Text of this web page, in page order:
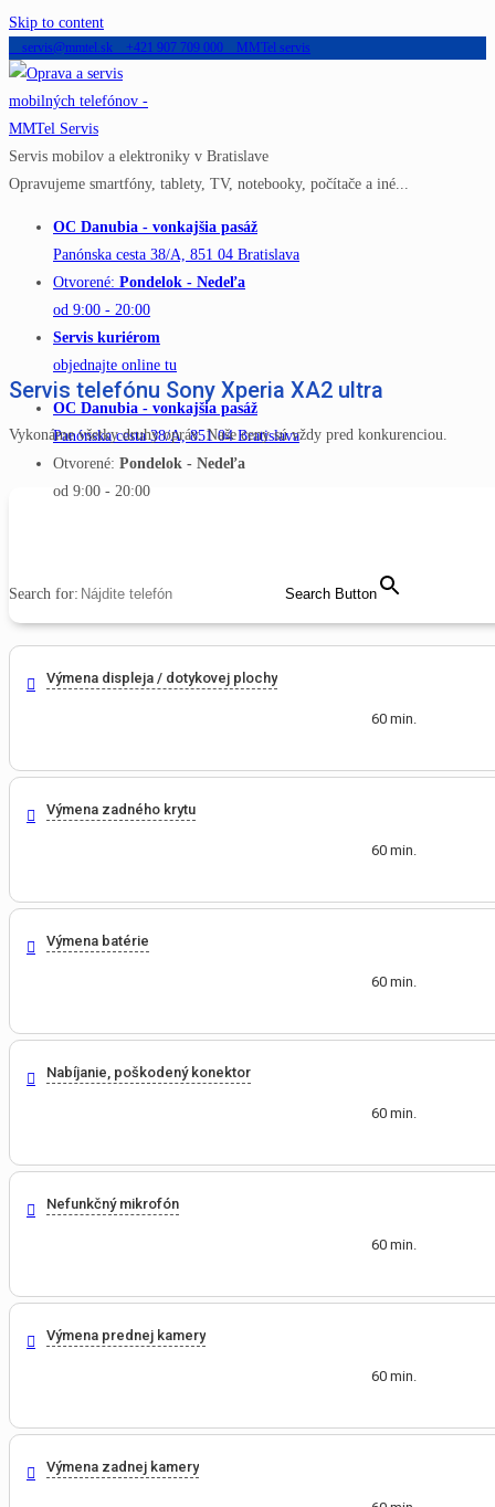
Skip to content
servis@mmtel.sk +421 907 709 000 MMTel servis
Servis mobilov a elektroniky v Bratislave
Opravujeme smartfóny, tablety, TV, notebooky, počítače a iné...
OC Danubia - vonkajšia pasáž
Panónska cesta 38/A, 851 04 Bratislava
Otvorené: Pondelok - Nedeľa
od 9:00 - 20:00
Servis kuriérom
objednajte online tu
OC Danubia - vonkajšia pasáž
Panónska cesta 38/A, 851 04 Bratislava
Otvorené: Pondelok - Nedeľa
od 9:00 - 20:00
Search for: Search Button
Servis telefónu Sony Xperia XA2 ultra
Vykonáme všetky druhy opráv. Naše ceny sú vždy pred konkurenciou.
Výmena displeja / dotykovej plochy
60 min.
Výmena zadného krytu
60 min.
Výmena batérie
60 min.
Nabíjanie, poškodený konektor
60 min.
Nefunkčný mikrofón
60 min.
Výmena prednej kamery
60 min.
Výmena zadnej kamery